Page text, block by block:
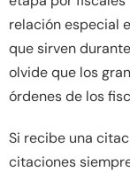
relación especial
que sirven
olvide que los
órdenes de los
Si recibe una
citaciones